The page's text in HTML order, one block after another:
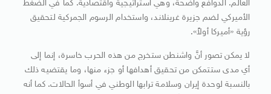
العالم. الدوافع واضحة، وهي استراتيجية واقتصادية. كما في الضغط
الأميركي لضم جزيرة غرينلاند، واستخدام الرسوم الجمركية لتحقيق
رؤية «أميركا أولاً».
لا يمكن تصور أنَّ واشنطن ستخرج من هذه الحرب خاسرة، إنما إلى
أي مدى ستتمكن من تحقيق أهدافها أو جزء منها، وما يقتضيه ذلك
بالنسبة لوحدة إيران وسلامة ترابها الوطني في أسوأ الحالات. كما أنه